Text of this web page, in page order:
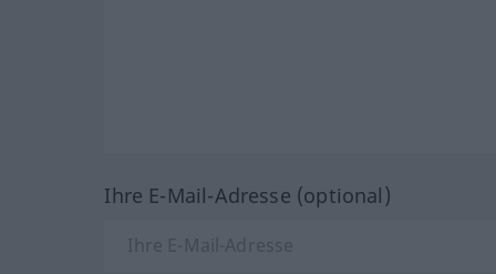
Ihre E-Mail-Adresse (optional)